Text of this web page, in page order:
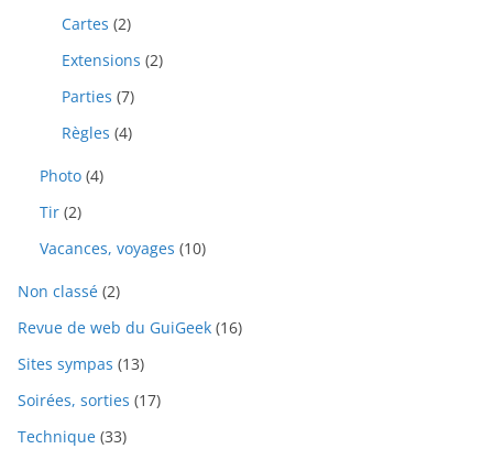
Cartes (2)
Extensions (2)
Parties (7)
Règles (4)
Photo (4)
Tir (2)
Vacances, voyages (10)
Non classé (2)
Revue de web du GuiGeek (16)
Sites sympas (13)
Soirées, sorties (17)
Technique (33)